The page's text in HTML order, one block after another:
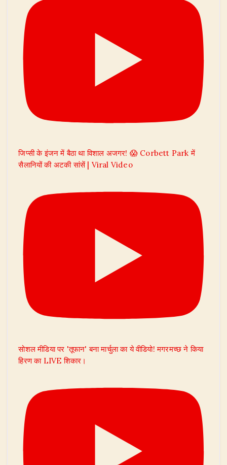
जिप्सी के इंजन में बैठा था विशाल अजगर! 😱 Corbett Park में
सैलानियों की अटकी सांसें | Viral Video
सोशल मीडिया पर 'तूफान' बना मार्चुला का ये वीडियो! मगरमच्छ ने किया
हिरण का LIVE शिकार।